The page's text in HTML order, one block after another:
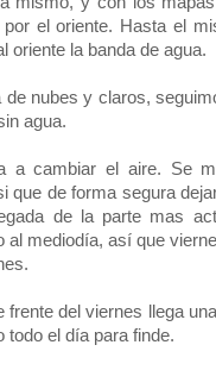
el oriente. Hasta el
oriente la banda de agua.
de nubes y claros,
agua.
a cambiar el aire. Se
que de forma segura
de la parte mas
al mediodía, así que
frente del viernes llega
todo el día para finde.